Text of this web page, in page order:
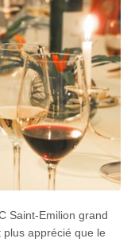
Saint-Emilion grand
plus apprécié que le